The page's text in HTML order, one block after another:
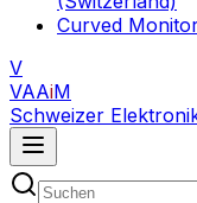
Curved
V
VAAiM
Schweizer